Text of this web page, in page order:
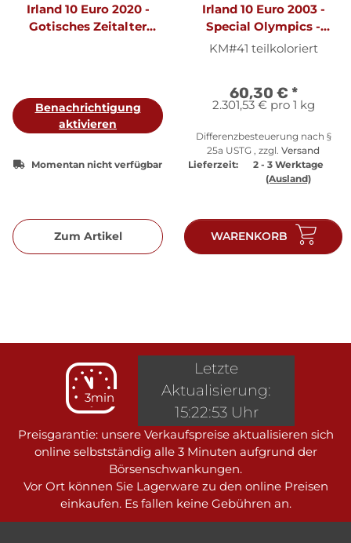
Irland 10 Euro 2020 -
Gotisches Zeitalter
Benachrichtigung
aktivieren
Momentan nicht verfügbar
Zum Artikel
Irland 10 Euro 2003 -
Special Olympics -
Silber PP teilkoloriert
KM#41 teilkoloriert
60,30 € *
2.301,53 € pro 1 kg
Differenzbesteuerung nach §
25a USTG , zzgl. Versand
Lieferzeit:
2 - 3 Werktage
(Ausland)
WARENKORB
3min
Preisgarantie: unsere Verkaufspreise aktualisieren sich
online selbstständig alle 3 Minuten aufgrund der
Börsenschwankungen.
Vor Ort können Sie Lagerware zu den online Preisen
einkaufen. Es fallen keine Gebühren an.
Letzte
Aktualisierung:
15:22:53 Uhr